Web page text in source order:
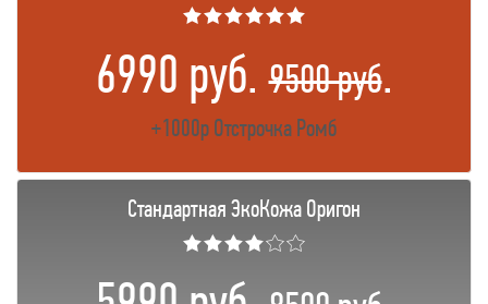
★★★★★★
6990 руб.9500 руб.
+1000р Отстрочка Ромб
Стандартная ЭкоКожа Оригон
★★★★☆☆